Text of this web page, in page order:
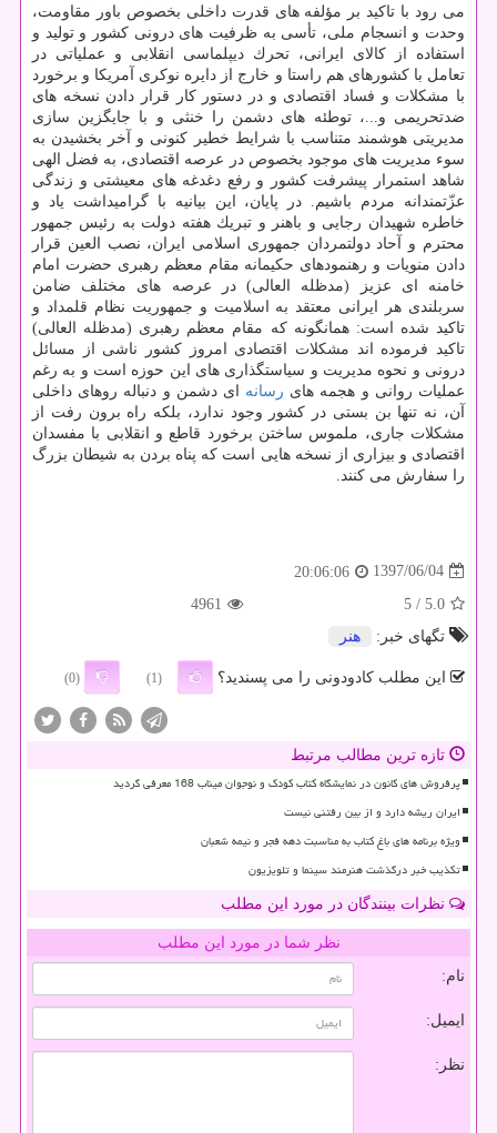
می رود با تاكید بر مؤلفه های قدرت داخلی بخصوص باور مقاومت،
وحدت و انسجام ملی، تأسی به ظرفیت های درونی كشور و تولید و
استفاده از كالای ایرانی، تحرك دیپلماسی انقلابی و عملیاتی در
تعامل با كشورهای هم راستا و خارج از دایره نوكری آمریكا و برخورد
با مشكلات و فساد اقتصادی و در دستور كار قرار دادن نسخه های
ضدتحریمی و...، توطئه های دشمن را خنثی و با جایگزین سازی
مدیریتی هوشمند متناسب با شرایط خطیر كنونی و آخر بخشیدن به
سوء مدیریت های موجود بخصوص در عرصه اقتصادی، به فضل الهی
شاهد استمرار پیشرفت كشور و رفع دغدغه های معیشتی و زندگی
عزّتمندانه مردم باشیم. در پایان، این بیانیه با گرامیداشت یاد و
خاطره شهیدان رجایی و باهنر و تبریك هفته دولت به رئیس جمهور
محترم و آحاد دولتمردان جمهوری اسلامی ایران، نصب العین قرار
دادن منویات و رهنمودهای حكیمانه مقام معظم رهبری حضرت امام
خامنه ای عزیز (مدظله العالی) در عرصه های مختلف ضامن
سربلندی هر ایرانی معتقد به اسلامیت و جمهوریت نظام قلمداد و
تاكید شده است: همانگونه كه مقام معظم رهبری (مدظله العالی)
تاكید فرموده اند مشكلات اقتصادی امروز كشور ناشی از مسائل
درونی و نحوه مدیریت و سیاستگذاری های این حوزه است و به رغم
عملیات روانی و هجمه های رسانه ای دشمن و دنباله روهای داخلی
آن، نه تنها بن بستی در كشور وجود ندارد، بلكه راه برون رفت از
مشكلات جاری، ملموس ساختن برخورد قاطع و انقلابی با مفسدان
اقتصادی و بیزاری از نسخه هایی است كه پناه بردن به شیطان بزرگ
را سفارش می كنند.
1397/06/04
20:06:06
5.0
/ 5
4961
تگهای خبر:
هنر
این مطلب کادودونی را می پسندید؟ (1)
(0)
تازه ترین مطالب مرتبط
پرفروش های کانون در نمایشگاه کتاب کودک و نوجوان میناب 168 معرفی گردید
ایران ریشه دارد و از بین رفتنی نیست
ویژه برنامه های باغ کتاب به مناسبت دهه فجر و نیمه شعبان
تکذیب خبر درگذشت هنرمند سینما و تلویزیون
نظرات بینندگان در مورد این مطلب
نظر شما در مورد این مطلب
نام:
ایمیل:
نظر: